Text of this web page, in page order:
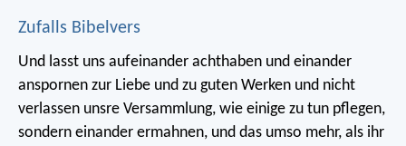
Zufalls Bibelvers
Und lasst uns aufeinander achthaben und einander
anspornen zur Liebe und zu guten Werken und nicht
verlassen unsre Versammlung, wie einige zu tun pflegen,
sondern einander ermahnen, und das umso mehr, als ihr